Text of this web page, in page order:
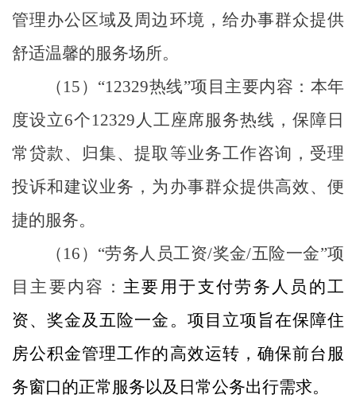
管理办公区域及周边环境，给办事群众提供
舒适温馨的服务场所。
（ 15 ） “12329热线”项目主要内容：本年
度设立6个12329 人工座席服务热线，保障日
常贷款、归集、提取等业务工作咨询，受理
投诉和建议业务，为办事群众提供高效、便
捷的服务。
（ 16 ） “劳务人员工资/奖金/五险一金”项
目主要内容： 主要用于支付劳务人员的工
资、奖金及五险一金。项目立项旨在保障住
房公积金管理工作的高效运转，确保前台服
务窗口的正常服务以及日常公务出行需求。